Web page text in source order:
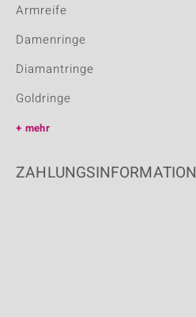
Armreife
Damenringe
Diamantringe
Goldringe
mehr
ZAHLUNGSINFORMATION